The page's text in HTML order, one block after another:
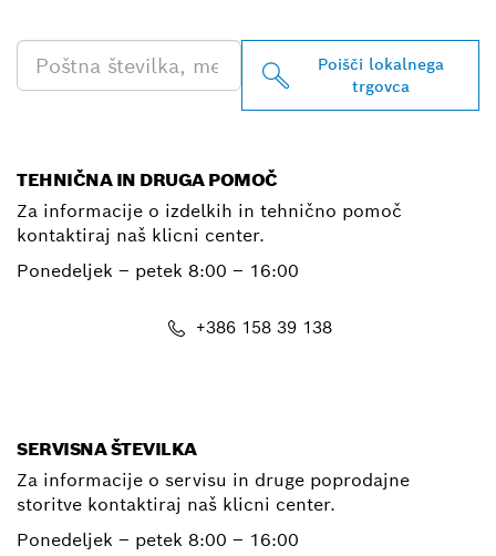
Poišči lokalnega
trgovca
TEHNIČNA IN DRUGA POMOČ
Za informacije o izdelkih in tehnično pomoč
kontaktiraj naš klicni center.
Ponedeljek – petek 8:00 – 16:00
+386 158 39 138
SERVISNA ŠTEVILKA
Za informacije o servisu in druge poprodajne
storitve kontaktiraj naš klicni center.
Ponedeljek – petek 8:00 – 16:00